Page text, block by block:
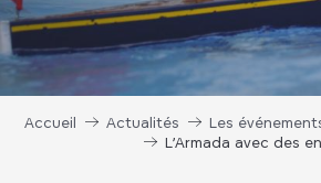
Accueil Actualités Les
L’Armada avec des